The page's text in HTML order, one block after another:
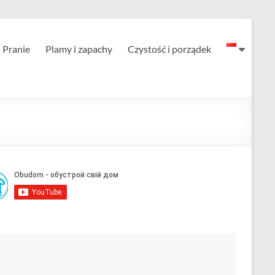
Pranie Plamy i zapachy Czystość i porządek